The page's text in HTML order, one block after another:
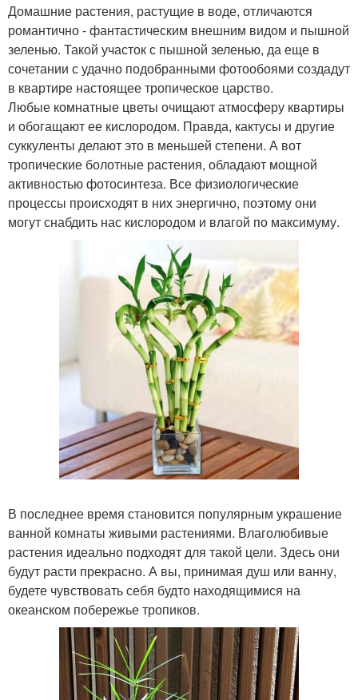
Домашние растения, растущие в воде, отличаются
романтично - фантастическим внешним видом и пышной
зеленью. Такой участок с пышной зеленью, да еще в
сочетании с удачно подобранными фотообоями создадут
в квартире настоящее тропическое царство.
Любые комнатные цветы очищают атмосферу квартиры
и обогащают ее кислородом. Правда, кактусы и другие
суккуленты делают это в меньшей степени. А вот
тропические болотные растения, обладают мощной
активностью фотосинтеза. Все физиологические
процессы происходят в них энергично, поэтому они
могут снабдить нас кислородом и влагой по максимуму.
В последнее время становится популярным украшение
ванной комнаты живыми растениями. Влаголюбивые
растения идеально подходят для такой цели. Здесь они
будут расти прекрасно. А вы, принимая душ или ванну,
будете чувствовать себя будто находящимися на
океанском побережье тропиков.